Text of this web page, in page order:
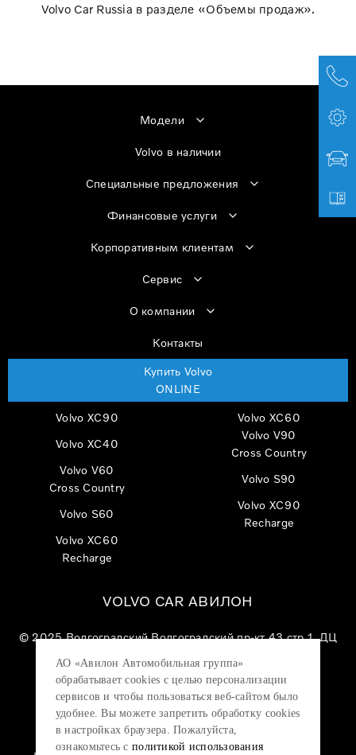
АО «Авилон Автомобильная группа»
обрабатывает cookies с целью персонализации
сервисов и чтобы пользоваться веб-сайтом было
удобнее. Вы можете запретить обработку сookies
в настройках браузера. Пожалуйста,
ознакомьтесь с политикой использования
Volvo Car Russia в разделе «Объемы продаж».
Модели
Volvo в наличии
Специальные предложения
Финансовые услуги
Корпоративным клиентам
Сервис
О компании
Контакты
Купить Volvo
ONLINE
Volvo XC90
Volvo XC60
Volvo XC40
Volvo V90
Cross Country
Volvo V60
Cross Country
Volvo S90
Volvo S60
Volvo XC90
Recharge
Volvo XC60
Recharge
VOLVO CAR АВИЛОН
© 2025Волгоградский Волгоградский пр-кт 43 стр 1, ДЦ
АО «Авилон АГ», ОГРН 1027700000151, ИНН
7705133757.